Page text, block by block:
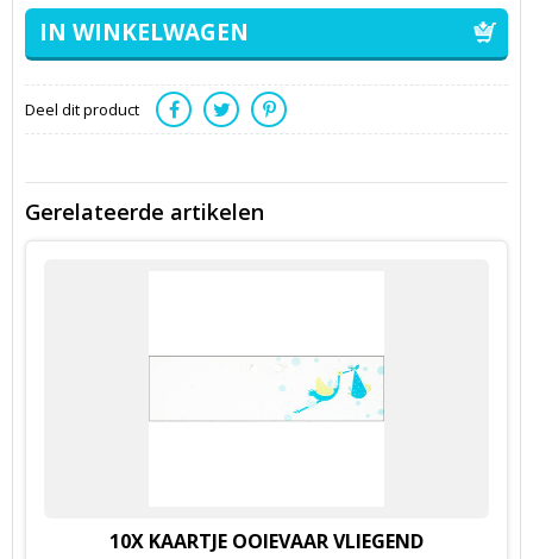
Deel dit product
Gerelateerde artikelen
10X KAARTJE OOIEVAAR VLIEGEND